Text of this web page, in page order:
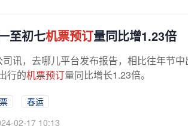
至初七机票预订量同比增1.23倍
讯，去哪儿平台发布报告，相比往年节
行的机票预订量同比增长1.23倍。
春运
02-17 10:13